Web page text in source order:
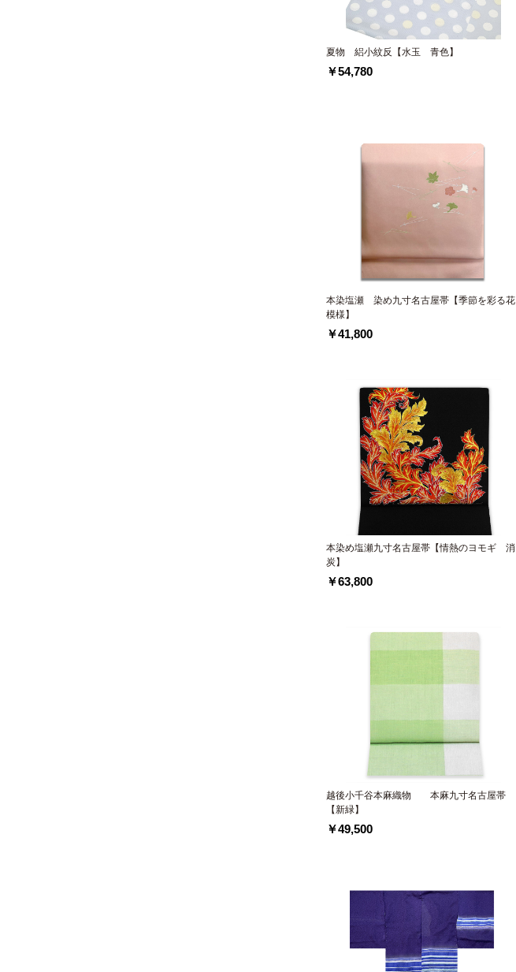
夏物 絽小紋反【水玉 青色】
￥54,780
本染塩瀬 染め九寸名古屋帯【季節を彩る花
模様】
￥41,800
本染め塩瀬九寸名古屋帯【情熱のヨモギ 消
炭】
￥63,800
越後小千谷本麻織物 本麻九寸名古屋帯
【新緑】
￥49,500